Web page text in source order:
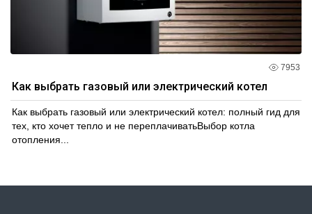
7953
Как выбрать газовый или электрический котел
Как выбрать газовый или электрический котел: полный гид для
тех, кто хочет тепло и не переплачиватьВыбор котла
отопления...